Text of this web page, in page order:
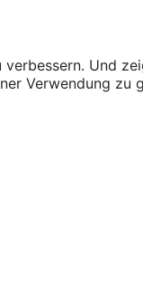
Und
Verwendung zu